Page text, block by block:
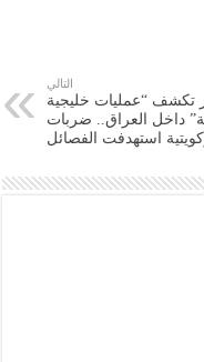
التالي
تكشف “عمليات خليجية
داخل العراق.. ضربات
استهدفت الفصائل